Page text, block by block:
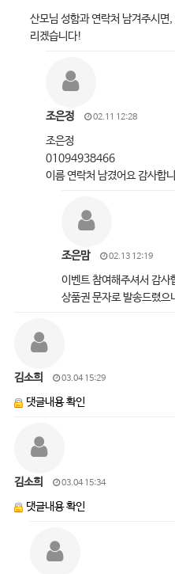
산모님 성함과 연락처 남겨주시면
리겠습니다!
조은정 02.11 12:28
조은정
01094938466
이름 연락처 남겼어요 감사합
조은맘 02.13 12:19
이벤트 참여해주셔서 감사
상품권 문자로 발송드렸
김소희 03.04 15:29
댓글내용 확인
김소희 03.04 15:34
댓글내용 확인